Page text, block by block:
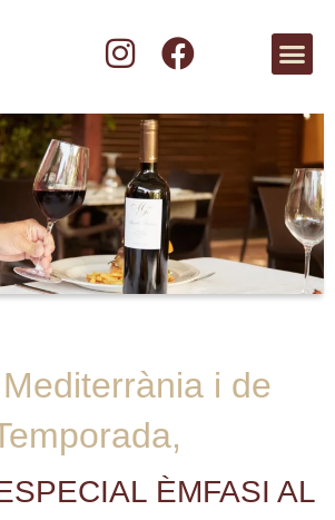
i de
ÈMFASI AL